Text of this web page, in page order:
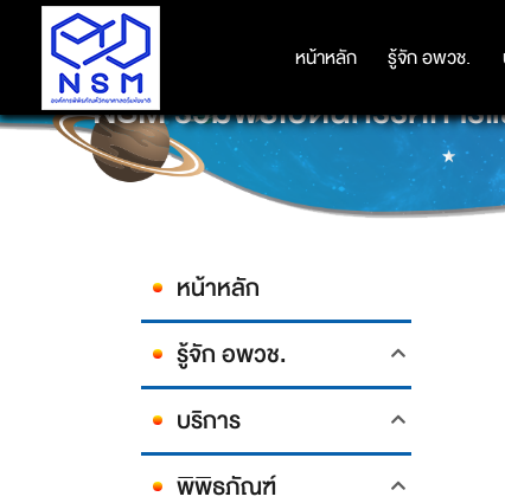
หน้าหลัก รู้จัก อพวช.
หน้าหลัก รู้จัก อพวช.
NSM ร่วมพิธีเปิดนิทรรศการ
หน้าหลัก
รู้จัก อพวช.
บริการ
พิพิธภัณฑ์